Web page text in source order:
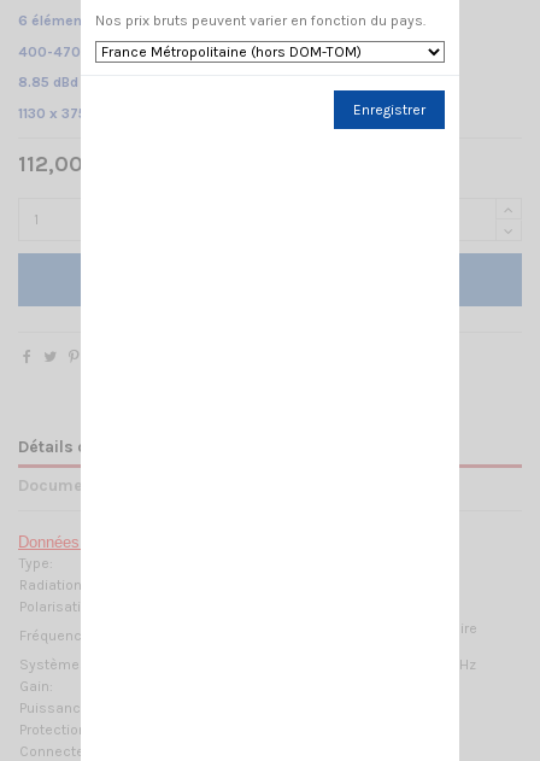
6 éléments Yagi /
400-470 MHz /
8.85 dBd – 11 dBi /
1130 x 375 mm
112,00 € TTC
Détails du produit
Documents joints
Données techniques :
Type:
Radiation:
Polarisation:
Fréquences:
400-470 MHz @ SWR ≤1.5 Pas de réglage nécessaire
Systèmes:
70cm-HAM, TETRA, CDMA-450, LTE-450, ISM-433MHz
Gain:
Puissance Max:
Protection:
Connecteur:
Nos prix bruts peuvent varier en fonction du pays.
Enregistrer